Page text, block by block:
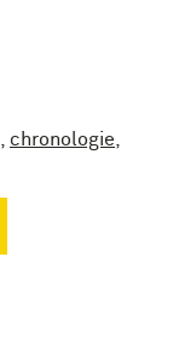
chronologie